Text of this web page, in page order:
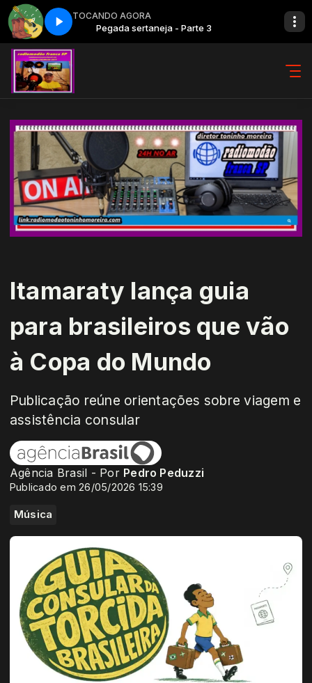
TOCANDO AGORA
3 Pegada sertaneja - Parte 3
Itamaraty lança guia
para brasileiros que vão
à Copa do Mundo
Publicação reúne orientações sobre viagem e
assistência consular
Agência Brasil - Por Pedro Peduzzi
Publicado em 26/05/2026 15:39
Música